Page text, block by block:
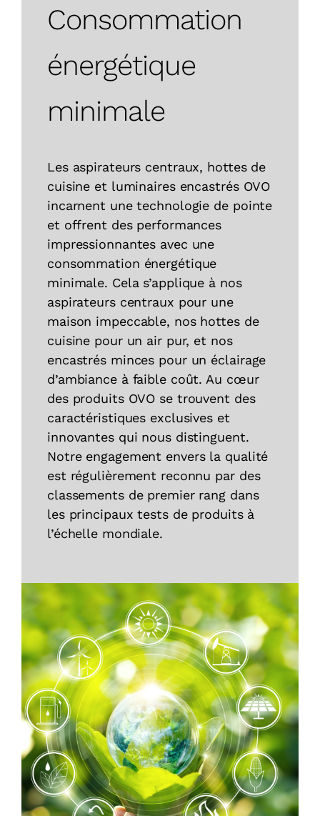
Consommation
énergétique
minimale
Les aspirateurs centraux, hottes de
cuisine et luminaires encastrés OVO
incarnent une technologie de pointe
et offrent des performances
impressionnantes avec une
consommation énergétique
minimale. Cela s’applique à nos
aspirateurs centraux pour une
maison impeccable, nos hottes de
cuisine pour un air pur, et nos
encastrés minces pour un éclairage
d’ambiance à faible coût. Au cœur
des produits OVO se trouvent des
caractéristiques exclusives et
innovantes qui nous distinguent.
Notre engagement envers la qualité
est régulièrement reconnu par des
classements de premier rang dans
les principaux tests de produits à
l’échelle mondiale.